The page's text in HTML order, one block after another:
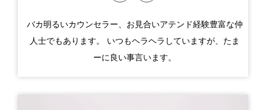
バカ明るいカウンセラー、お見合いアテンド経験豊富な仲
人士でもあります。 いつもヘラヘラしていますが、たま
ーに良い事言います。